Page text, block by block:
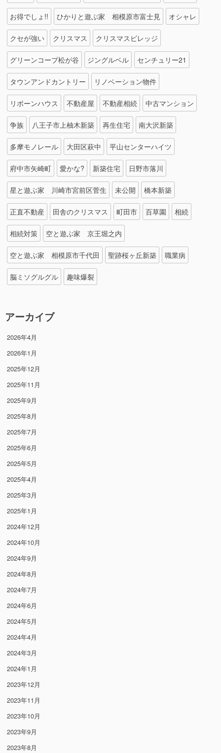
お得でしょ!! ひかりと遊ぶ家 相模原市富士見 オシャレ
クセが強い クリスマス クリスマスビレッジ
グリーンコープ松が谷 ジングルベル センチュリー21
タウンアンドカントリー リノベーション物件
リボーンハウス 不動産屋 不動産相続 中古マンション
争族 八王子市上柚木新築 再生住宅 南大沢新築
多摩モノレール 大田区萩中 平山センターハイツ
府中市矢崎町 愛かな? 新築住宅 日野市落川
星と遊ぶ家 川崎市宮前区菅生 未公開 橋本新築
正直不動産 田舎のクリスマス 町田市 百草園 相続
相続対策 空と遊ぶ家 京王堀之内
空と遊ぶ家 相模原市千代田 聖跡桜ヶ丘新築 職業病
脳ミソグルグル 趣味爆裂
アーカイブ
2026年4月
2026年1月
2025年12月
2025年11月
2025年9月
2025年8月
2025年7月
2025年6月
2025年5月
2025年4月
2025年3月
2025年1月
2024年12月
2024年10月
2024年9月
2024年8月
2024年7月
2024年6月
2024年5月
2024年4月
2024年3月
2024年1月
2023年12月
2023年11月
2023年10月
2023年9月
2023年8月